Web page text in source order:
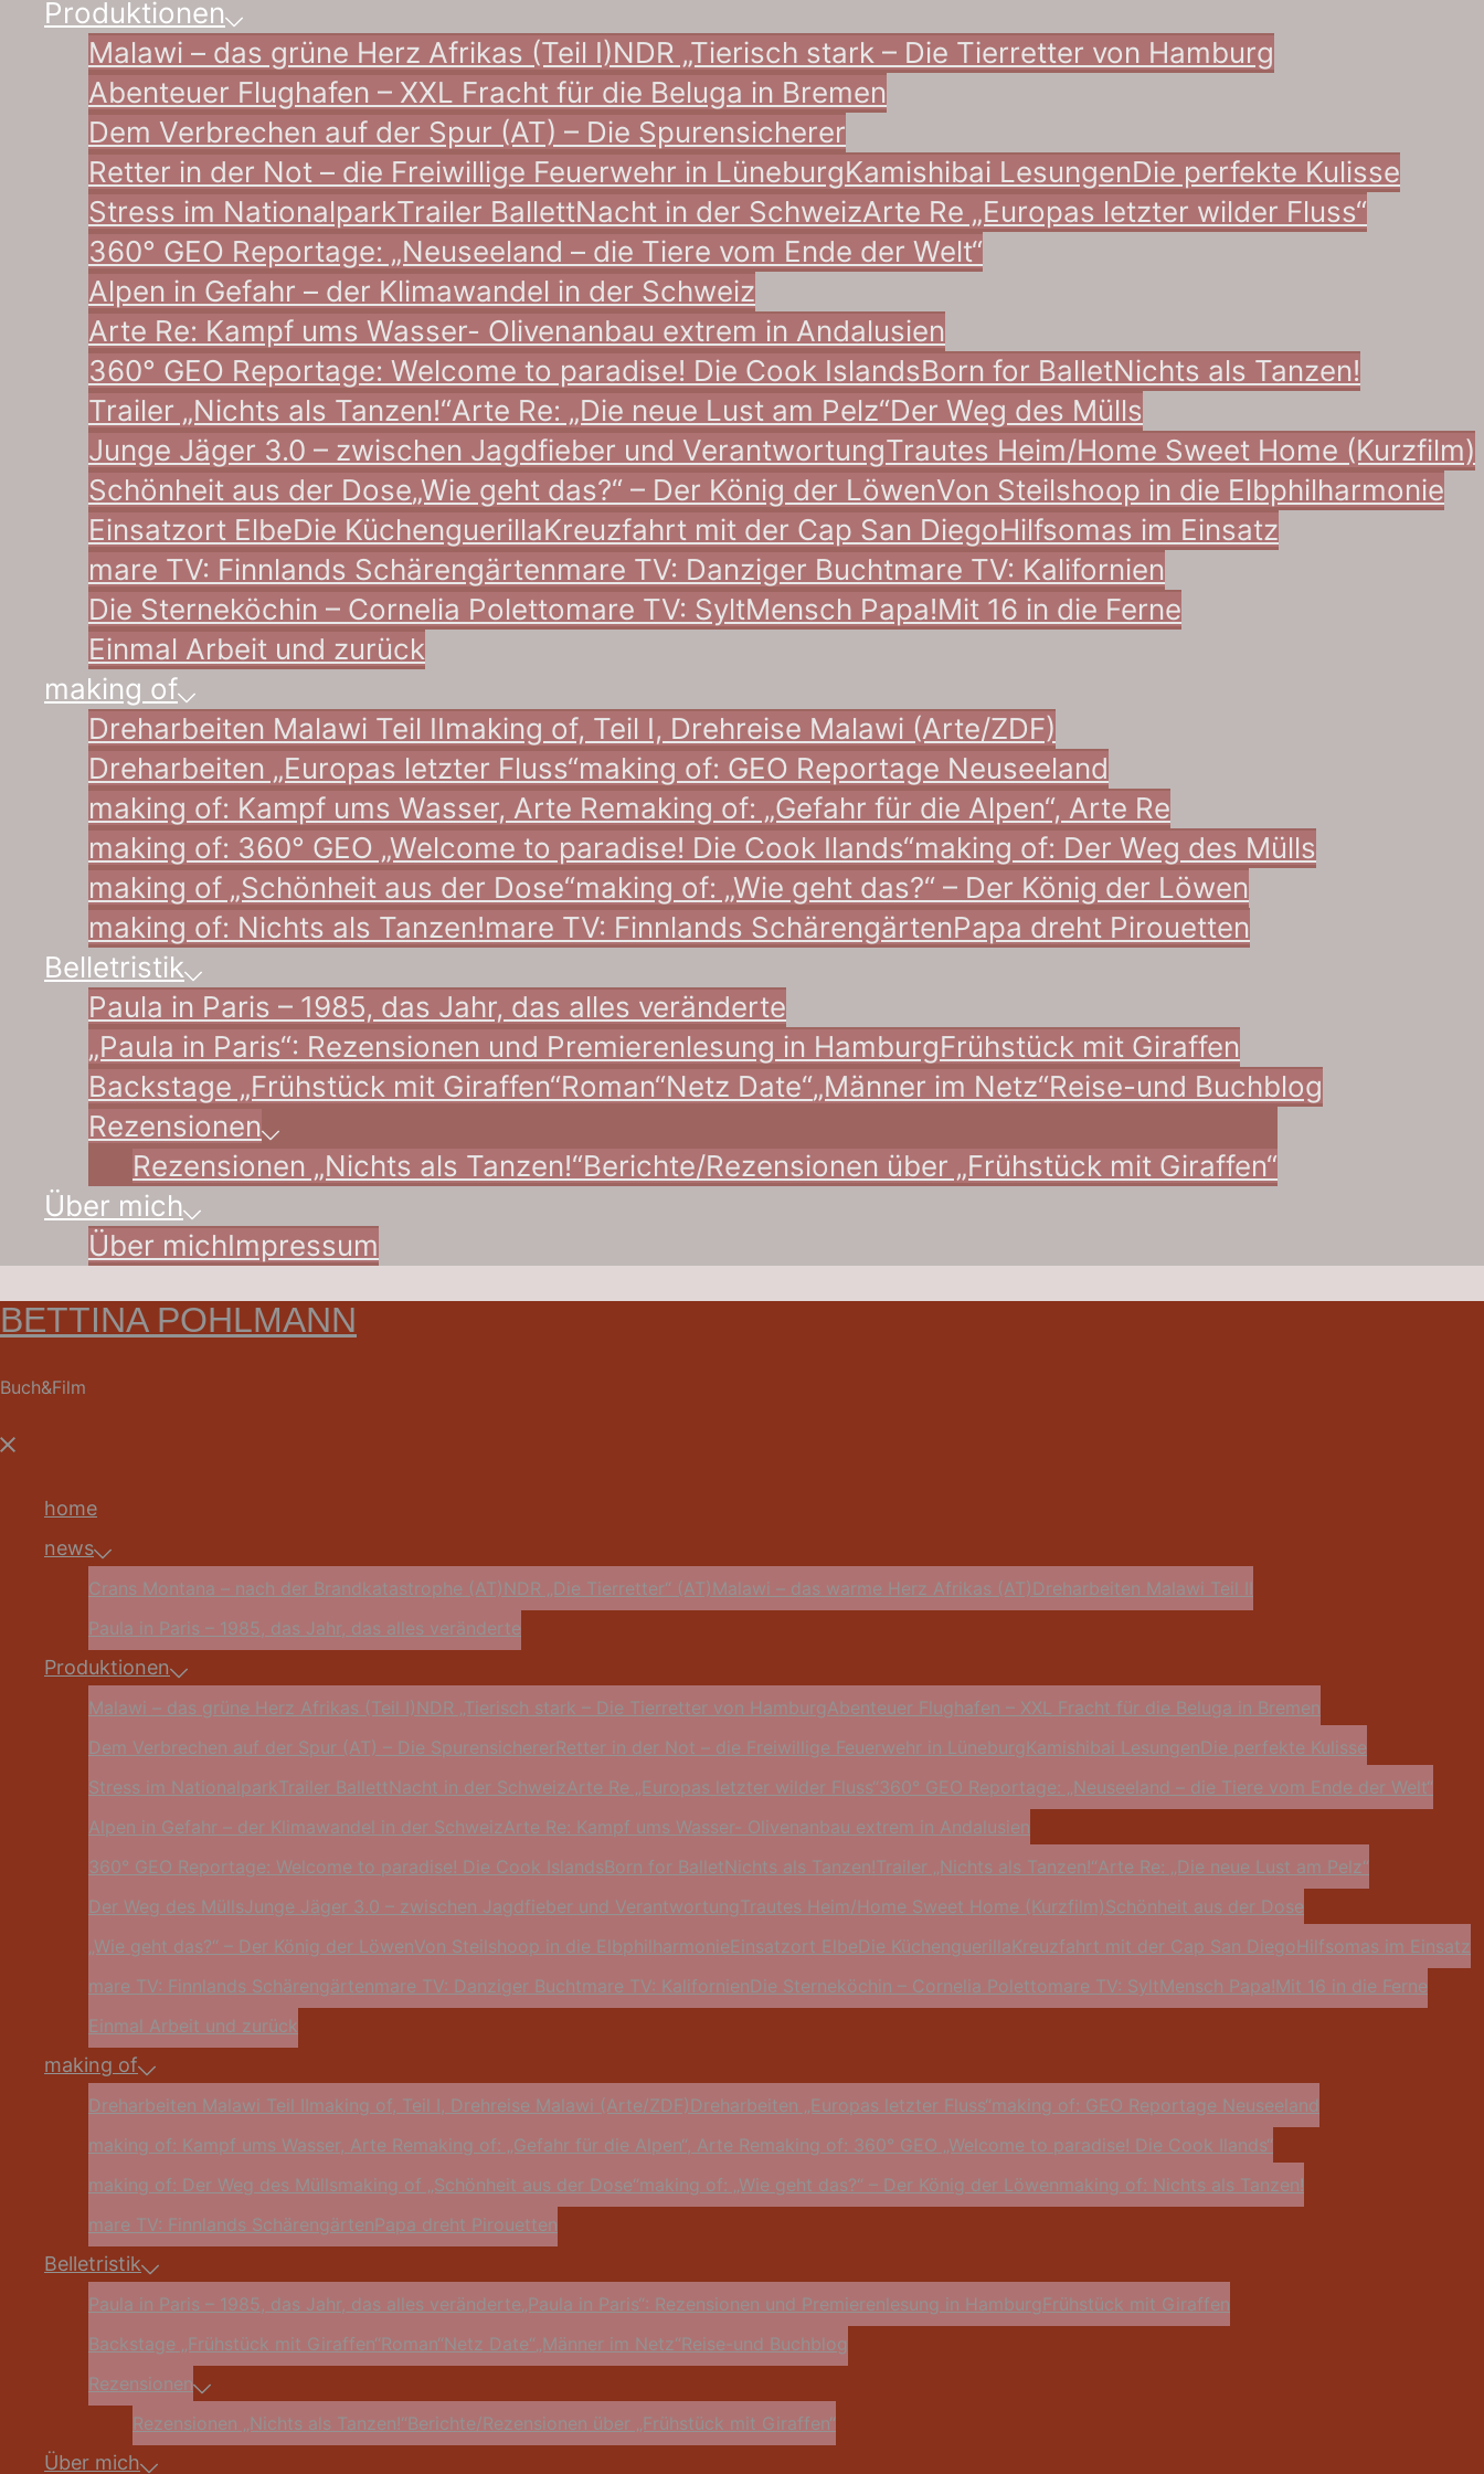
Produktionen
Malawi – das grüne Herz Afrikas (Teil I)NDR „Tierisch stark – Die Tierretter von Hamburg
Abenteuer Flughafen – XXL Fracht für die Beluga in Bremen
Dem Verbrechen auf der Spur (AT) – Die Spurensicherer
Retter in der Not – die Freiwillige Feuerwehr in LüneburgKamishibai LesungenDie perfekte Kulisse
Stress im NationalparkTrailer BallettNacht in der SchweizArte Re „Europas letzter wilder Fluss“
360° GEO Reportage: „Neuseeland – die Tiere vom Ende der Welt“
Alpen in Gefahr – der Klimawandel in der Schweiz
Arte Re: Kampf ums Wasser- Olivenanbau extrem in Andalusien
360° GEO Reportage: Welcome to paradise! Die Cook IslandsBorn for BalletNichts als Tanzen!
Trailer „Nichts als Tanzen!“Arte Re: „Die neue Lust am Pelz“Der Weg des Mülls
Junge Jäger 3.0 – zwischen Jagdfieber und VerantwortungTrautes Heim/Home Sweet Home (Kurzfilm)
Schönheit aus der Dose„Wie geht das?“ – Der König der LöwenVon Steilshoop in die Elbphilharmonie
Einsatzort ElbeDie KüchenguerillaKreuzfahrt mit der Cap San DiegoHilfsomas im Einsatz
mare TV: Finnlands Schärengärtenmare TV: Danziger Buchtmare TV: Kalifornien
Die Sterneköchin – Cornelia Polettomare TV: SyltMensch Papa!Mit 16 in die Ferne
Einmal Arbeit und zurück
making of
Dreharbeiten Malawi Teil IImaking of, Teil I, Drehreise Malawi (Arte/ZDF)
Dreharbeiten „Europas letzter Fluss“making of: GEO Reportage Neuseeland
making of: Kampf ums Wasser, Arte Remaking of: „Gefahr für die Alpen“, Arte Re
making of: 360° GEO „Welcome to paradise! Die Cook Ilands“making of: Der Weg des Mülls
making of „Schönheit aus der Dose“making of: „Wie geht das?“ – Der König der Löwen
making of: Nichts als Tanzen!mare TV: Finnlands SchärengärtenPapa dreht Pirouetten
Belletristik
Paula in Paris – 1985, das Jahr, das alles veränderte
„Paula in Paris“: Rezensionen und Premierenlesung in HamburgFrühstück mit Giraffen
Backstage „Frühstück mit Giraffen“Roman“Netz Date“„Männer im Netz“Reise-und Buchblog
Rezensionen
Rezensionen „Nichts als Tanzen!“Berichte/Rezensionen über „Frühstück mit Giraffen“
Über mich
Über michImpressum
BETTINA POHLMANN
Buch&Film
Menü
home
news
Crans Montana – nach der Brandkatastrophe (AT) NDR „Die Tierretter“ (AT) Malawi – das warme Herz Afrikas (AT) Dreharbeiten Malawi Teil II
Paula in Paris – 1985, das Jahr, das alles veränderte
Produktionen
Malawi – das grüne Herz Afrikas (Teil I) NDR „Tierisch stark – Die Tierretter von HamburgAbenteuer Flughafen – XXL Fracht für die Beluga in Bremen
Dem Verbrechen auf der Spur (AT) – Die Spurensicherer Retter in der Not – die Freiwillige Feuerwehr in Lüneburg Kamishibai LesungenDie perfekte Kulisse
Stress im Nationalpark Trailer BallettNacht in der SchweizArte Re „Europas letzter wilder Fluss“360° GEO Reportage: „Neuseeland – die Tiere vom Ende der Welt“
Alpen in Gefahr – der Klimawandel in der SchweizArte Re: Kampf ums Wasser- Olivenanbau extrem in Andalusien
360° GEO Reportage: Welcome to paradise! Die Cook IslandsBorn for BalletNichts als Tanzen! Trailer „Nichts als Tanzen!“Arte Re: „Die neue Lust am Pelz“
Der Weg des MüllsJunge Jäger 3.0 – zwischen Jagdfieber und Verantwortung Trautes Heim/Home Sweet Home (Kurzfilm)Schönheit aus der Dose
„Wie geht das?“ – Der König der LöwenVon Steilshoop in die ElbphilharmonieEinsatzort ElbeDie KüchenguerillaKreuzfahrt mit der Cap San Diego Hilfsomas im Einsatz
mare TV: Finnlands Schärengärtenmare TV: Danziger Buchtmare TV: KalifornienDie Sterneköchin – Cornelia Polettomare TV: SyltMensch Papa!Mit 16 in die Ferne
Einmal Arbeit und zurück
making of
Dreharbeiten Malawi Teil IImaking of, Teil I, Drehreise Malawi (Arte/ZDF) Dreharbeiten „Europas letzter Fluss“making of: GEO Reportage Neuseeland
making of: Kampf ums Wasser, Arte Remaking of: „Gefahr für die Alpen“, Arte Remaking of: 360° GEO „Welcome to paradise! Die Cook Ilands“
making of: Der Weg des Müllsmaking of „Schönheit aus der Dose“making of: „Wie geht das?“ – Der König der Löwenmaking of: Nichts als Tanzen!
mare TV: Finnlands SchärengärtenPapa dreht Pirouetten
Belletristik
Paula in Paris – 1985, das Jahr, das alles veränderte„Paula in Paris“: Rezensionen und Premierenlesung in Hamburg Frühstück mit Giraffen
Backstage „Frühstück mit Giraffen“Roman“Netz Date“„Männer im Netz“Reise-und Buchblog
Rezensionen
Rezensionen „Nichts als Tanzen!“Berichte/Rezensionen über „Frühstück mit Giraffen“
Über mich